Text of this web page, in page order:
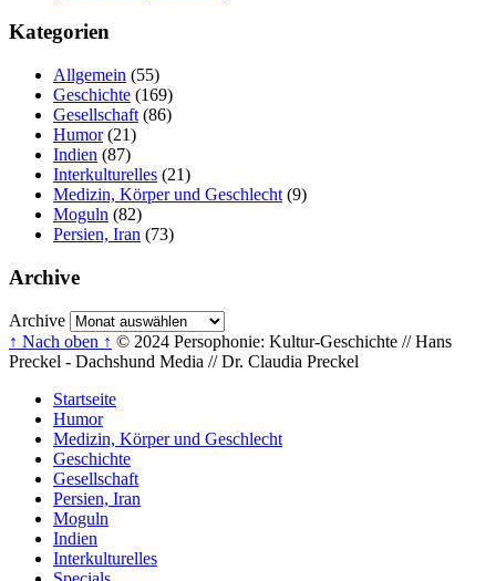
Kategorien
Allgemein (55)
Geschichte (169)
Gesellschaft (86)
Humor(21)
Indien (87)
Interkulturelles (21)
Medizin, Körper und Geschlecht (9)
Moguln (82)
Persien, Iran (73)
Archive
Archive
↑ Nach oben ↑ © 2024 Persophonie: Kultur-Geschichte // Hans
Preckel - Dachshund Media // Dr. Claudia Preckel
Startseite
Humor
Medizin, Körper und Geschlecht
Geschichte
Gesellschaft
Persien, Iran
Moguln
Indien
Interkulturelles